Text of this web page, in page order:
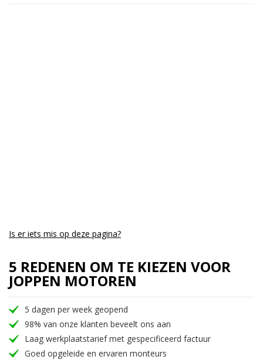
Is er iets mis op deze pagina?
5 REDENEN OM TE KIEZEN VOOR
JOPPEN MOTOREN
5 dagen per week geopend
98% van onze klanten beveelt ons aan
Laag werkplaatstarief met gespecificeerd factuur
Goed opgeleide en ervaren monteurs